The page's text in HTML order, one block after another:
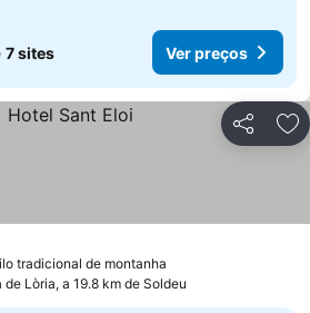
7 sites Ver preços
Partilhar
tradicional de montanha
Lòria, a 19.8 km de Soldeu